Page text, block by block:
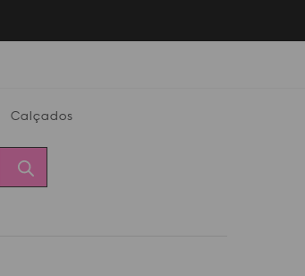
Calçados